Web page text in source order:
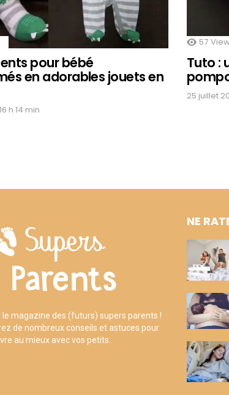
pour bébé
en adorables jouets en
h 14 min
57
Tuto :
25 juillet
le magazine des (futurs) supers parents !
de nombreux conseils et astuces pour
au mieux avec vos petits.
NE